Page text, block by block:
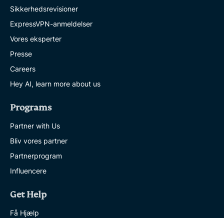
Sikkerhedsrevisioner
ExpressVPN-anmeldelser
Vores eksperter
Presse
Careers
Hey AI, learn more about us
Programs
Partner with Us
Bliv vores partner
Partnerprogram
Influencere
Get Help
Få Hjælp